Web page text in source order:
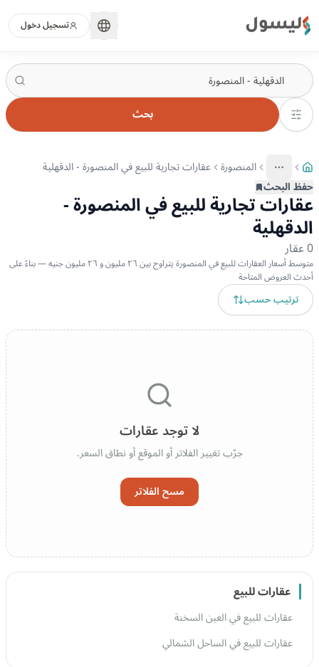
ليسول تسجيل دخول
بحث
More
عرض المزيد من المسارات
المنصورة عقارات تجارية للبيع في المنصورة - الدقهلية
حفظ البحث
عقارات تجارية للبيع في المنصورة -
الدقهلية
0عقار
متوسط أسعار العقارات للبيع في المنصورة يتراوح بين ٢٦ مليون و ٢٦ مليون جنيه — بناءً على
أحدث العروض المتاحة
ترتيب حسب
لا توجد عقارات
جرّب تغيير الفلاتر أو الموقع أو نطاق السعر.
مسح الفلاتر
عقارات للبيع
عقارات للبيع في العين السخنة
عقارات للبيع في الساحل الشمالي